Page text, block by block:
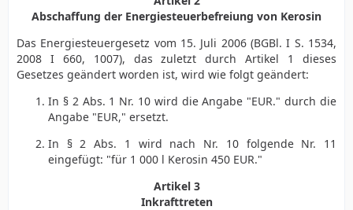
Abschaffung der Energiesteuerbefreiung von Kerosin
Das Energiesteuergesetz vom 15. Juli 2006 (BGBl. I S. 1534,
2008 I 660, 1007), das zuletzt durch Artikel 1 dieses
Gesetzes geändert worden ist, wird wie folgt geändert:
In § 2 Abs. 1 Nr. 10 wird die Angabe "EUR." durch die
Angabe "EUR," ersetzt.
In § 2 Abs. 1 wird nach Nr. 10 folgende Nr. 11
eingefügt: "für 1 000 l Kerosin 450 EUR."
Artikel 3
Inkrafttreten